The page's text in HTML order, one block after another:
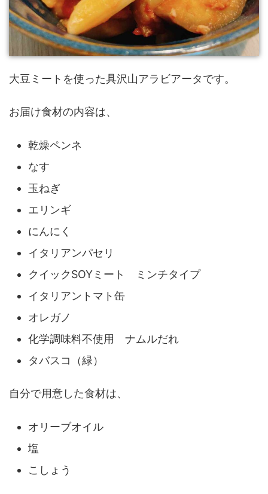
大豆ミートを使った具沢山アラビアータです。
お届け食材の内容は、
乾燥ペンネ
なす
玉ねぎ
エリンギ
にんにく
イタリアンパセリ
クイックSOYミート ミンチタイプ
イタリアントマト缶
オレガノ
化学調味料不使用 ナムルだれ
タバスコ（緑）
自分で用意した食材は、
オリーブオイル
塩
こしょう